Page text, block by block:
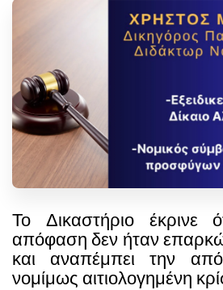
Το Δικαστήριο έκρινε
απόφαση δεν ήταν
και αναπέμπει την
νομίμως αιτιολογημένη